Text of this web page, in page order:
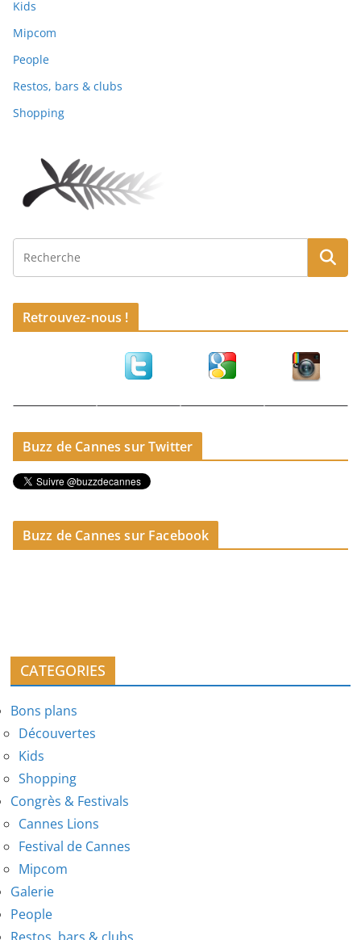
Kids
Mipcom
People
Restos, bars & clubs
Shopping
Retrouvez-nous !
Buzz de Cannes sur Twitter
Buzz de Cannes sur Facebook
CATEGORIES
Bons plans
Découvertes
Kids
Shopping
Congrès & Festivals
Cannes Lions
Festival de Cannes
Mipcom
Galerie
People